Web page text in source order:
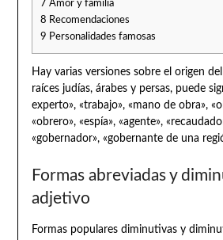
7 Amor y familia
8 Recomendaciones
9 Personalidades famosas
Hay varias versiones sobre el origen
raíces judías, árabes y persas, puede
experto», «trabajo», «mano de obra»,
«obrero», «espía», «agente»,
«gobernador», «gobernante de una
Formas abreviadas y
adjetivo
Formas populares diminutivas y